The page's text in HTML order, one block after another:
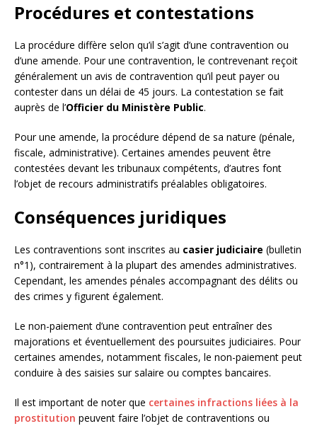
Procédures et contestations
La procédure diffère selon qu’il s’agit d’une contravention ou
d’une amende. Pour une contravention, le contrevenant reçoit
généralement un avis de contravention qu’il peut payer ou
contester dans un délai de 45 jours. La contestation se fait
auprès de l’Officier du Ministère Public.
Pour une amende, la procédure dépend de sa nature (pénale,
fiscale, administrative). Certaines amendes peuvent être
contestées devant les tribunaux compétents, d’autres font
l’objet de recours administratifs préalables obligatoires.
Conséquences juridiques
Les contraventions sont inscrites au casier judiciaire (bulletin
n°1), contrairement à la plupart des amendes administratives.
Cependant, les amendes pénales accompagnant des délits ou
des crimes y figurent également.
Le non-paiement d’une contravention peut entraîner des
majorations et éventuellement des poursuites judiciaires. Pour
certaines amendes, notamment fiscales, le non-paiement peut
conduire à des saisies sur salaire ou comptes bancaires.
Il est important de noter que certaines infractions liées à la
prostitution peuvent faire l’objet de contraventions ou